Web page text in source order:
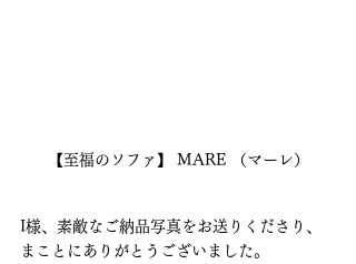
【至福のソファ】 MARE （マーレ）
I様、素敵なご納品写真をお送りくださり、
まことにありがとうございました。